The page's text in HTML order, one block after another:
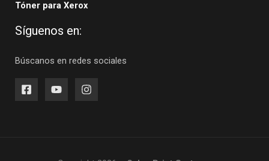
Tóner para Xerox
Síguenos en:
Búscanos en redes sociales